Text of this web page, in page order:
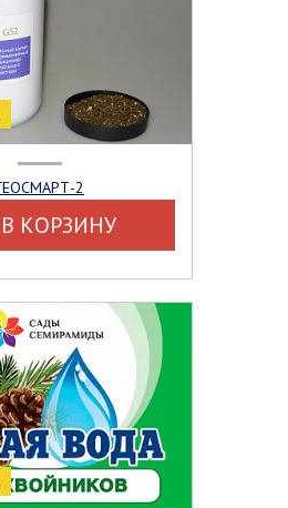
ГЕОСМАРТ-2
В КОРЗИНУ